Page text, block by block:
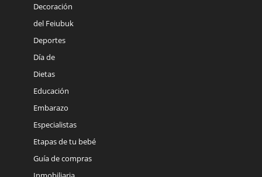
Decoración
del Feiubuk
Deportes
Día de
Dietas
Educación
Embarazo
Especialistas
Etapas de tu bebé
Guía de compras